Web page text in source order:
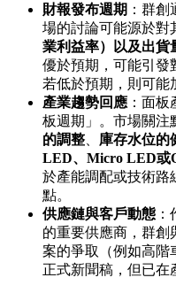
財報發布週期 ：群
場的討論可能源於對
業利益率）以及出貨
優於預期，可能引發
若低於預期，則可能
產業趨勢回應 ：面
板週期」。市場關注
的調整
庫存水位的
LED、Micro LED或
於產能調配或技術路
點。
供應鏈與客戶動態
的重要供應商，群創
案的爭取（例如高階
正式新聞稿，但已在